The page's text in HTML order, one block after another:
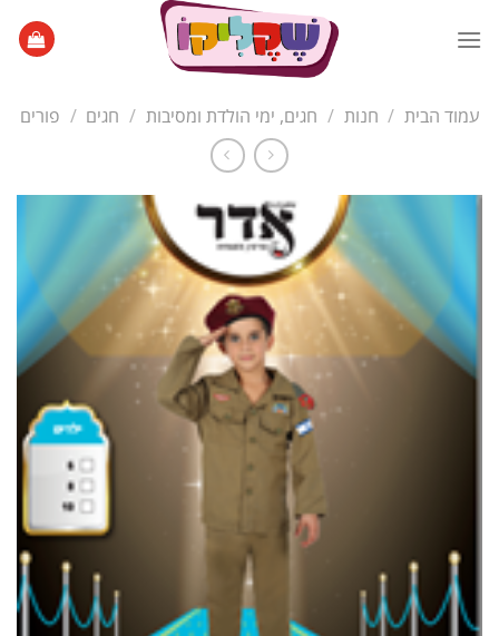
עמוד הבית / חנות / חגים, ימי הולדת ומסיבות / חגים / פורים